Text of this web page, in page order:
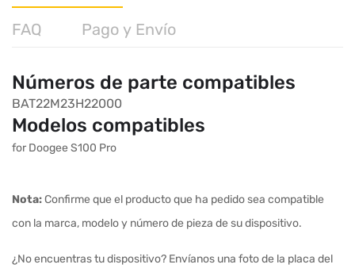
FAQ Pago y Envío
Números de parte compatibles
BAT22M23H22000
Modelos compatibles
for Doogee S100 Pro
Nota:Confirme que el producto que ha pedido sea compatible
con la marca, modelo y número de pieza de su dispositivo.
¿No encuentras tu dispositivo? Envíanos una foto de la placa del